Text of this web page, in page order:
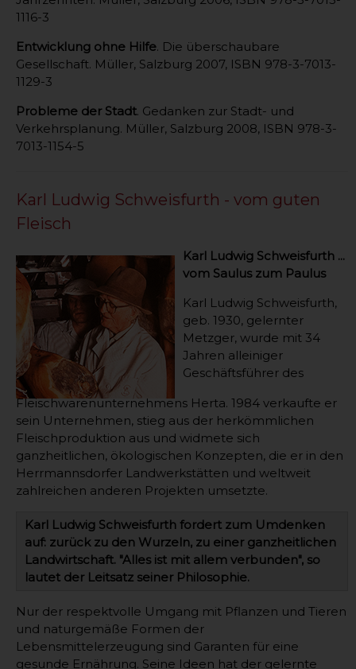
1116-3
Entwicklung ohne Hilfe. Die überschaubare
Gesellschaft. Müller, Salzburg 2007, ISBN 978-3-7013-
1129-3
Probleme der Stadt. Gedanken zur Stadt- und
Verkehrsplanung. Müller, Salzburg 2008, ISBN 978-3-
7013-1154-5
Karl Ludwig Schweisfurth - vom guten
Fleisch
Karl Ludwig Schweisfurth ...
vom Saulus zum Paulus
Karl Ludwig Schweisfurth,
geb. 1930, gelernter
Metzger, wurde mit 34
Jahren alleiniger
Geschäftsführer des
Fleischwarenunternehmens Herta. 1984 verkaufte er
sein Unternehmen, stieg aus der herkömmlichen
Fleischproduktion aus und widmete sich
ganzheitlichen, ökologischen Konzepten, die er in den
Herrmannsdorfer Landwerkstätten und weltweit
zahlreichen anderen Projekten umsetzte.
Karl Ludwig Schweisfurth fordert zum Umdenken
auf: zurück zu den Wurzeln, zu einer ganzheitlichen
Landwirtschaft. "Alles ist mit allem verbunden", so
lautet der Leitsatz seiner Philosophie.
Nur der respektvolle Umgang mit Pflanzen und Tieren
und naturgemäße Formen der
Lebensmittelerzeugung sind Garanten für eine
gesunde Ernährung. Seine Ideen hat der gelernte